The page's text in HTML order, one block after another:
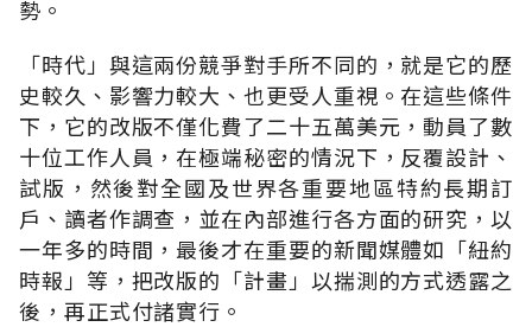
勢。
「時代」與這兩份競爭對手所不同的，就是它的歷
史較久、影響力較大、也更受人重視。在這些條件
下，它的改版不僅化費了二十五萬美元，動員了數
十位工作人員，在極端秘密的情況下，反覆設計、
試版，然後對全國及世界各重要地區特約長期訂
戶、讀者作調查，並在內部進行各方面的研究，以
一年多的時間，最後才在重要的新聞媒體如「紐約
時報」等，把改版的「計畫」以揣測的方式透露之
後，再正式付諸實行。